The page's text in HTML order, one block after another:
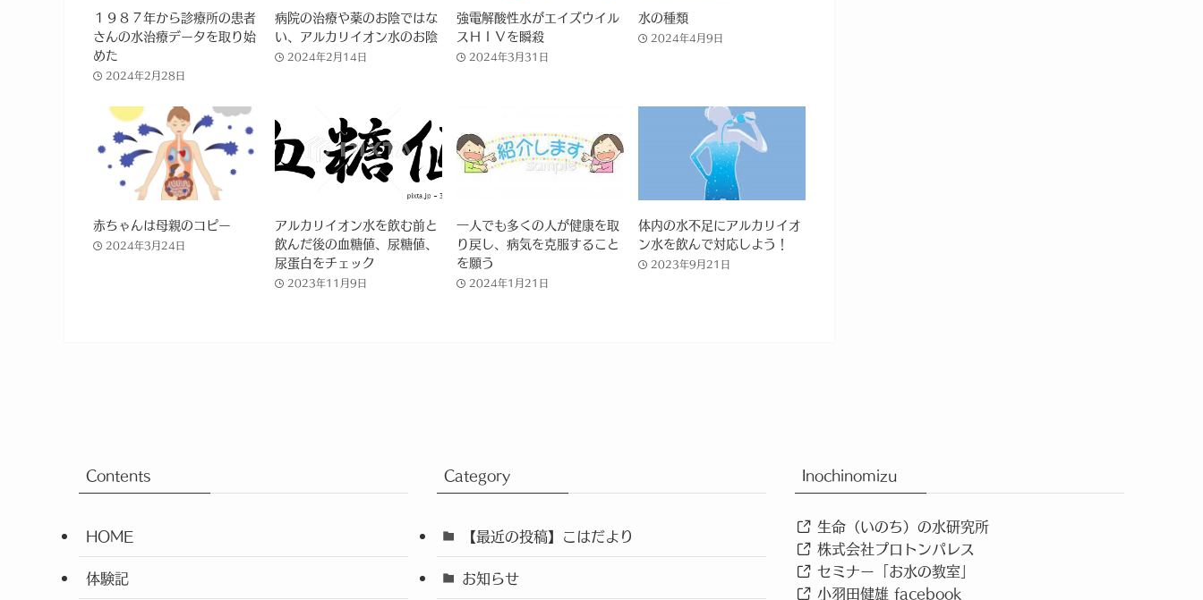
１９８７年から診療所の患者
さんの水治療データを取り始
めた
2024年2月28日
病院の治療や薬のお陰ではな
い、アルカリイオン水のお陰
2024年2月14日
強電解酸性水がエイズウイル
スＨＩＶを瞬殺
2024年3月31日
水の種類
2024年4月9日
赤ちゃんは母親のコピー
2024年3月24日
アルカリイオン水を飲む前と
飲んだ後の血糖値、尿糖値、
尿蛋白をチェック
2023年11月9日
一人でも多くの人が健康を取
り戻し、病気を克服すること
を願う
2024年1月21日
体内の水不足にアルカリイオ
ン水を飲んで対応しよう！
2023年9月21日
Contents
HOME
体験記
Category
【最近の投稿】こはだより
お知らせ
Inochinomizu
生命（いのち）の水研究所
株式会社プロトンパレス
セミナー「お水の教室」
小羽田健雄 facebook